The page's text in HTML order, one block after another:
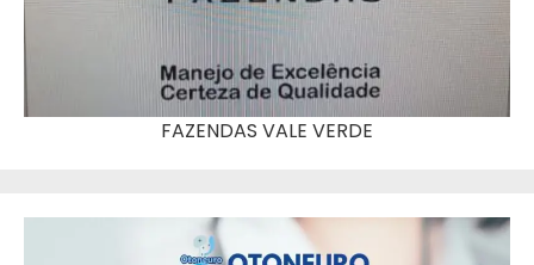
FAZENDAS VALE VERDE